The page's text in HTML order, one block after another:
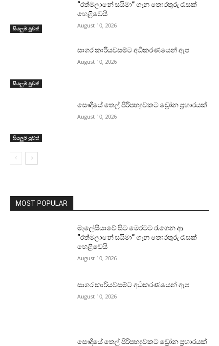
සියලුම පුවත්
“රත්මලානේ සයිමා” ගැන තොරතුරු රැසක්
හෙළිවෙයි
August 10, 2026
සියලුම පුවත්
සාගර කාරියවසම්ට අධිකරණයෙන් ඇප
August 10, 2026
සියලුම පුවත්
සෞදියේ තෙල් පිරිපහදුවකට ඩ්‍රෝන ප්‍රහාරයක්
August 10, 2026
MOST POPULAR
මැලේසියාවේ සිට මෙරටට රැගෙන ආ
“රත්මලානේ සයිමා” ගැන තොරතුරු රැසක්
හෙළිවෙයි
August 10, 2026
සාගර කාරියවසම්ට අධිකරණයෙන් ඇප
August 10, 2026
සෞදියේ තෙල් පිරිපහදුවකට ඩ්‍රෝන ප්‍රහාරයක්